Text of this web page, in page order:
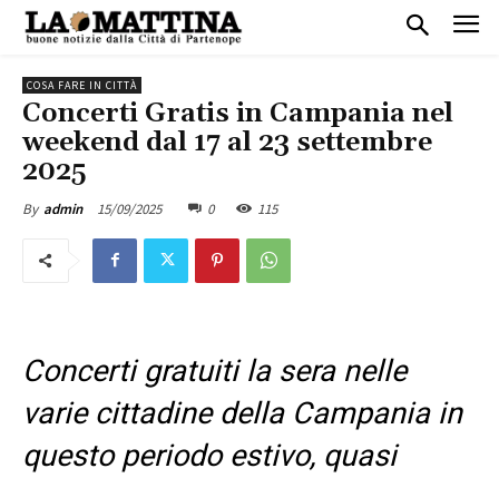
COSA FARE IN CITTÀ
Concerti Gratis in Campania nel
weekend dal 17 al 23 settembre
2025
By admin 15/09/2025 0 115
Concerti gratuiti la sera nelle
varie cittadine della Campania in
questo periodo estivo, quasi